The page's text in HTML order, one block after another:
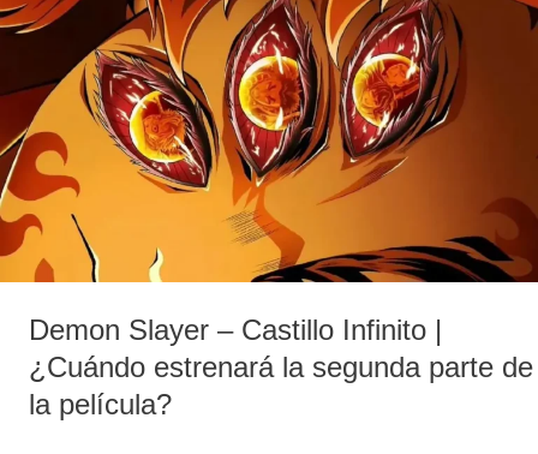
Demon Slayer – Castillo Infinito |
¿Cuándo estrenará la segunda parte de
la película?
–
Infinito
¿Cuándo
estrenará
segunda
de
película?